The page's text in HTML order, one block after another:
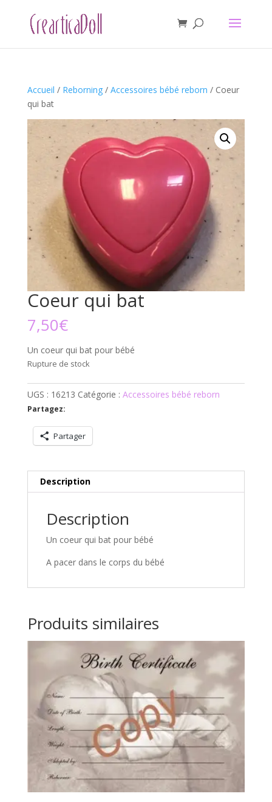
Accueil / Reborning/ Accessoires bébé reborn / Coeur
qui bat
Coeur qui bat
7,50€
Un coeur qui bat pour bébé
Rupture de stock
UGS : 16213 Catégorie : Accessoires bébé reborn
Partagez:
Partager
Description
Description
Un coeur qui bat pour bébé
A pacer dans le corps du bébé
Produits similaires